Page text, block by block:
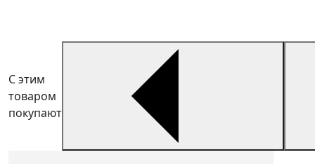
С этим
товаром
покупают